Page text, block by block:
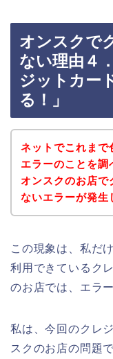
オンスクで
ない理由４
ジットカー
る！」
ネットでこれまで
エラーのことを調
オンスクのお店で
ないエラーが発生
この現象は、私だ
利用できているク
のお店では、エラ
私は、今回のクレ
スクのお店の問題